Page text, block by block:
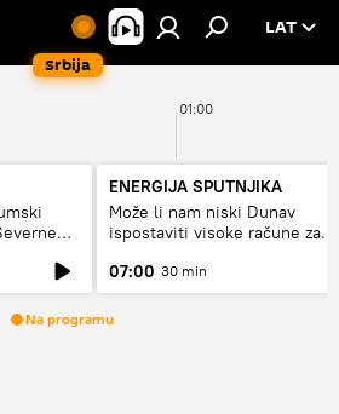
Srbija
LAT
01:00
ENERGIJA SPUTNJIKA
Može li nam niski Dunav
ispostaviti visoke račune za
07:00 30 min
Na programu